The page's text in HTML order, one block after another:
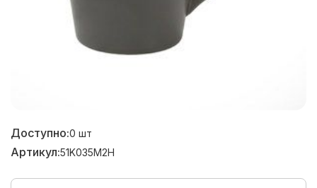
Доступно:0 шт
Артикул:51K035M2H